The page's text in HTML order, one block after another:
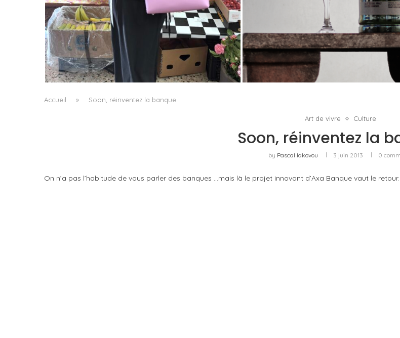
LE BAULETTO DE MM6 MAISON MARGIELA, OU
LA GÉOMÉTRIE COMME SEUL ORNEMENT
by Pascal Iakovou
PORT CHARLOTTE 10 : CE QUE 40
D’UNE RÉCOMPENSE SANS...
by
Accueil » Soon, réinventez la banque
Art de vivre Culture
Soon, réinventez la
by Pascal Iakovou 3 juin 2013 0
On n’a pas l’habitude de vous parler des banques …mais là le projet innovant d’Axa Banque vaut le retour.